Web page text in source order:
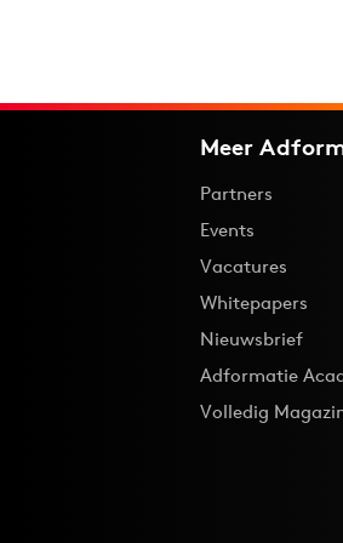
Meer
Partners
Events
Vacatures
Whitepapers
Nieuwsbrief
Adformatie
Volledig